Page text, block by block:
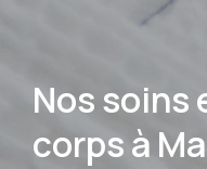
Nos
corps à